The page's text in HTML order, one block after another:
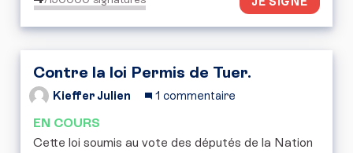
Contre la loi Permis de Tuer.
Kieffer Julien 1 commentaire
EN COURS
Cette loi soumis au vote des députés de la Nation